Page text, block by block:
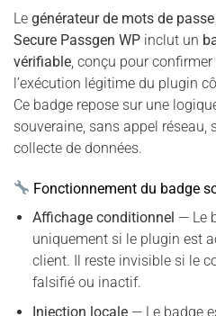
Le générateur de mots de
Secure Passgen WP inclut un
vérifiable, conçu pour
l’exécution légitime du plugin
Ce badge repose sur une
souveraine, sans appel réseau,
collecte de données.
Fonctionnement du badge
Affichage conditionnel — Le
uniquement si le plugin est
client. Il reste invisible si le
falsifié ou inactif.
Injection locale— Le badge